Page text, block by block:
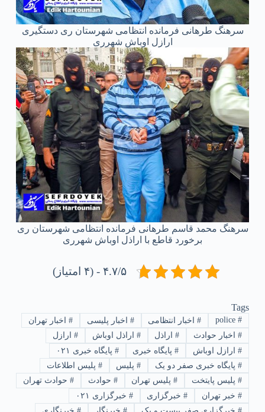
سرهنگ طرهانی فرمانده انتظامی شهرستان ری دستگیری
ارازل اوباش شهرری
سرهنگ محمد قاسم طرهانی فرمانده انتظامی شهرستان ری
برخورد قاطع با اراذل اوباش شهرری
۴.۷/۵ - (۴ امتیاز)
Tags
#
police
#اخبار انتظامی # اخبار پلیسی # اخبار تهران
#اخبار حوادث #اراذل # اراذل اوباش # ارازل
#ارازل اوباش #پایگاه خبری # پایگاه خبری ۰۲۱
#پایگاه خبری صفر دو یک #پلیس # پلیس اطلاعات
#پلیس پایتخت #پلیس تهران # حوادث # حوادث تهران
#خبر تهران #خبرگزاری # خبرگزاری ۰۲۱